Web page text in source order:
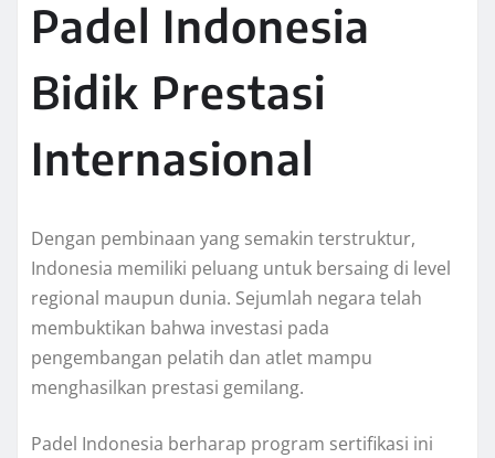
Padel Indonesia
Bidik Prestasi
Internasional
Dengan pembinaan yang semakin terstruktur,
Indonesia memiliki peluang untuk bersaing di level
regional maupun dunia. Sejumlah negara telah
membuktikan bahwa investasi pada
pengembangan pelatih dan atlet mampu
menghasilkan prestasi gemilang.
Padel Indonesia berharap program sertifikasi ini